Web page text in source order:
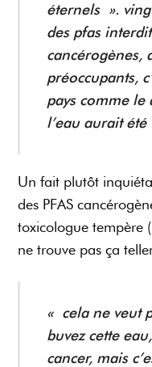
éternels ».
des pfas
cancérogènes,
préoccupants,
pays comme le
l’eau aurait été
Un fait plutôt
des PFAS
toxicologue tempère
ne trouve pas ça
« cela ne veut
buvez cette
cancer, mais